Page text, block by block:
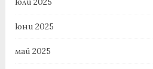
юни 2025
май 2025